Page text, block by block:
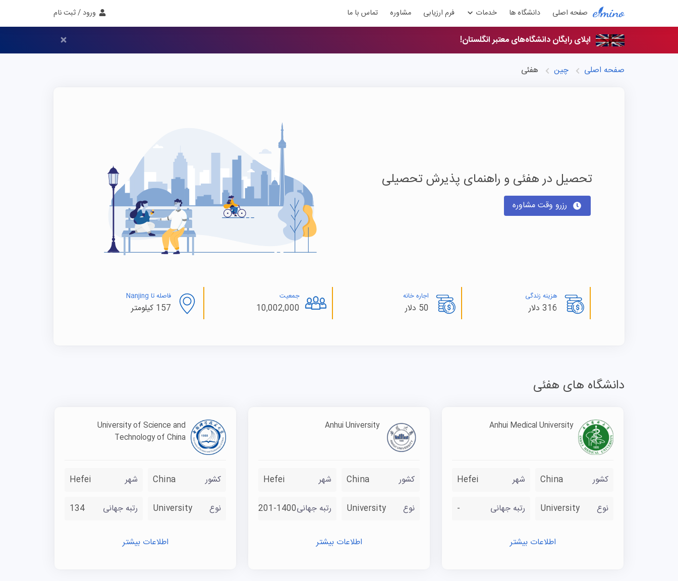
صفحه اصلی دانشگاه ها خدمات فرم ارزیابی مشاوره تماس با ما ورود / ثبت نام
اپلای رایگان دانشگاه‌های معتبر انگلستان!
صفحه اصلی چین هفئی
تحصیل در هفئی و راهنمای پذیرش تحصیلی
رزرو وقت مشاوره
هزینه زندگی
316 دلار
اجاره خانه
50 دلار
جمعیت
10,002,000
فاصله تا Nanjing
157 کیلومتر
دانشگاه های هفئی
Anhui Medical University
کشور China شهر Hefei
نوع University رتبه جهانی -
اطلاعات بیشتر
Anhui University
کشور China شهر Hefei
نوع University رتبه جهانی1201-1400
اطلاعات بیشتر
University of Science and
Technology of China
کشور China شهر Hefei
نوع University رتبه جهانی 134
اطلاعات بیشتر